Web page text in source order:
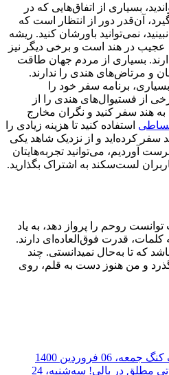
بسیاری از اتفاق‌هایی که در
آن‌قدر دور از انتظار است که
نمی‌توانید باورشان کنید. ریشه
عجیب در هند است و برخی دیگر نیز
بسیاری از مردم جهان طاقت
و مرتاض‌های هندی را ندارند.
برنامه سفر خود را
از فستیوال‌های هندی را از
به هند سفر کنید و نگران مخارج
استفاده کنید تا هزینه زیادی را
سفر کرده‌اید و از نزدیک شاهد یکی
آوردیم، می‌توانید تجربه‌هایتان
لست‌سکند به اشتراک بگذارید.
روحم را پرواز دهد، به یاد
کلمات، قدرت فوق‌العاده‌ای دارند.
که تا به‌حال نمیدانستی. چند
و من هنوز دست به قلم، روی
کنگ جمعه، 06 فروردین 1400
مطلق در بالی!
سه‌شنبه، 24